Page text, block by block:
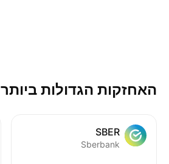
האחזקות הגדולות ביותר
SBER
Sberbank